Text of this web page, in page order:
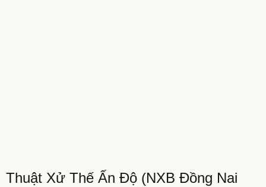
Thuật Xử Thế Ấn Độ (NXB Đồng Nai